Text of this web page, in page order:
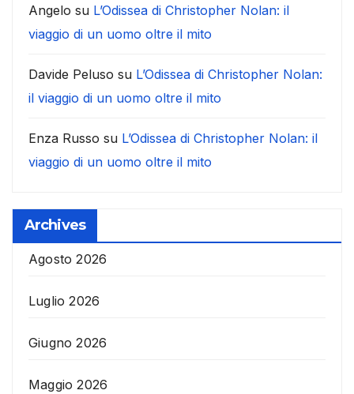
Angelo su L’Odissea di Christopher Nolan: il
viaggio di un uomo oltre il mito
Davide Peluso su L’Odissea di Christopher Nolan:
il viaggio di un uomo oltre il mito
Enza Russo su L’Odissea di Christopher Nolan: il
viaggio di un uomo oltre il mito
Archives
Agosto 2026
Luglio 2026
Giugno 2026
Maggio 2026